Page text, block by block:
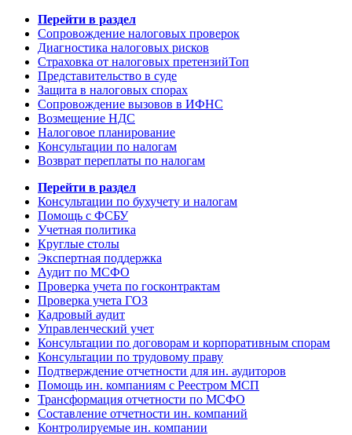
Перейти в раздел
Сопровождение налоговых проверок
Диагностика налоговых рисков
Страховка от налоговых претензийТоп
Представительство в суде
Защита в налоговых спорах
Сопровождение вызовов в ИФНС
Возмещение НДС
Налоговое планирование
Консультации по налогам
Возврат переплаты по налогам
Перейти в раздел
Консультации по бухучету и налогам
Помощь с ФСБУ
Учетная политика
Круглые столы
Экспертная поддержка
Аудит по МСФО
Проверка учета по госконтрактам
Проверка учета ГОЗ
Кадровый аудит
Управленческий учет
Консультации по договорам и корпоративным спорам
Консультации по трудовому праву
Подтверждение отчетности для ин. аудиторов
Помощь ин. компаниям с Реестром МСП
Трансформация отчетности по МСФО
Составление отчетности ин. компаний
Контролируемые ин. компании